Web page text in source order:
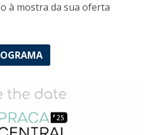
à mostra da sua oferta